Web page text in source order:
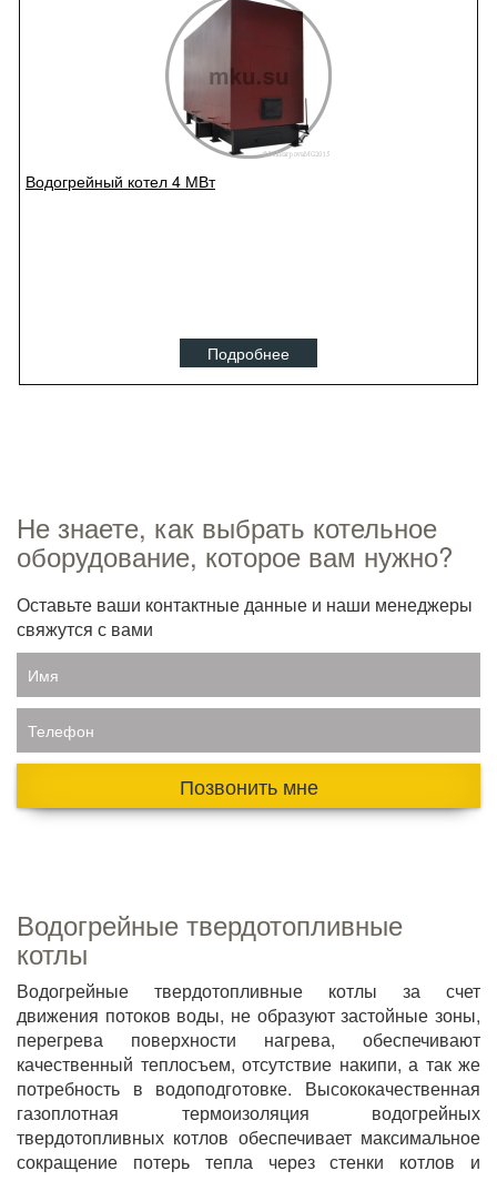
Водогрейный котел 4 МВт
Подробнее
Не знаете, как выбрать котельное
оборудование, которое вам нужно?
Оставьте ваши контактные данные и наши менеджеры
свяжутся с вами
Имя
Телефон
Позвонить мне
Водогрейные твердотопливные
котлы
Водогрейные твердотопливные котлы за счет
движения потоков воды, не образуют застойные зоны,
перегрева поверхности нагрева, обеспечивают
качественный теплосъем, отсутствие накипи, а так же
потребность в водоподготовке. Высококачественная
газоплотная термоизоляция водогрейных
твердотопливных котлов обеспечивает максимальное
сокращение потерь тепла через стенки котлов и